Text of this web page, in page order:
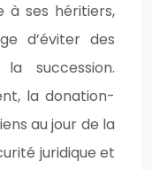
à ses héritiers,
d’éviter des
succession.
la donation-
au jour de la
juridique et